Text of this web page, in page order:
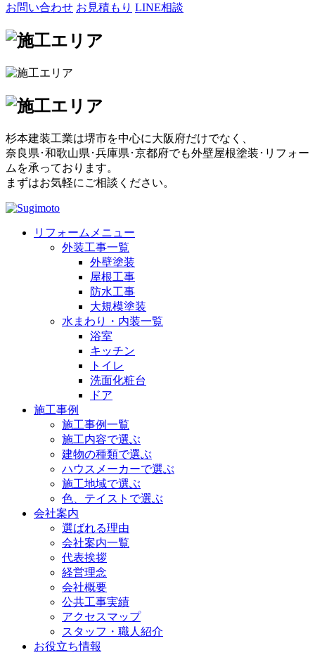
お問い合わせ お見積もり LINE相談
杉本建装工業は堺市を中心に大阪府だけでなく、
奈良県･和歌山県･兵庫県･京都府でも外壁屋根塗装･リフォー
ムを承っております。
まずはお気軽にご相談ください。
リフォームメニュー
外装工事一覧
外壁塗装
屋根工事
防水工事
大規模塗装
水まわり・内装一覧
浴室
キッチン
トイレ
洗面化粧台
ドア
施工事例
施工事例一覧
施工内容で選ぶ
建物の種類で選ぶ
ハウスメーカーで選ぶ
施工地域で選ぶ
色、テイストで選ぶ
会社案内
選ばれる理由
会社案内一覧
代表挨拶
経営理念
会社概要
公共工事実績
アクセスマップ
スタッフ・職人紹介
お役立ち情報